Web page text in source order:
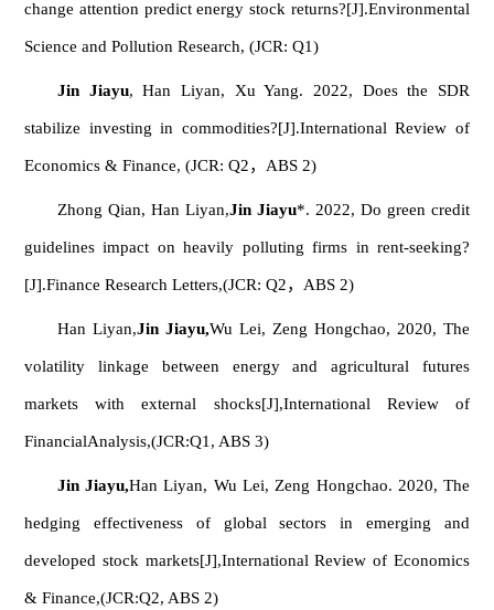
change attention predict energy stock returns?[J].Environmental
Science and Pollution Research, (JCR: Q1)
Jin Jiayu, Han Liyan, Xu Yang. 2022, Does the SDR
stabilize investing in commodities?[J].International Review of
Economics & Finance, (JCR: Q2，ABS 2)
Zhong Qian, Han Liyan,Jin Jiayu*. 2022, Do green credit
guidelines impact on heavily polluting firms in rent-seeking?
[J].Finance Research Letters,(JCR: Q2，ABS 2)
Han Liyan,Jin Jiayu,Wu Lei, Zeng Hongchao, 2020, The
volatility linkage between energy and agricultural futures
markets with external shocks[J],International Review of
FinancialAnalysis,(JCR:Q1, ABS 3)
Jin Jiayu,Han Liyan, Wu Lei, Zeng Hongchao. 2020, The
hedging effectiveness of global sectors in emerging and
developed stock markets[J],International Review of Economics
& Finance,(JCR:Q2, ABS 2)